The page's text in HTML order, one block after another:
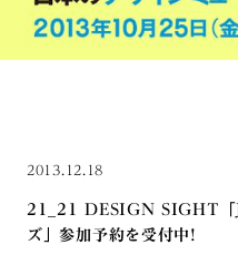
2013.12.18
21_21 DESIGN SIGHT「
ズ」参加予約を受付中!